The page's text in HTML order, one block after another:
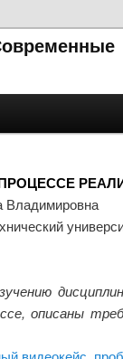
Владимировна
описаны